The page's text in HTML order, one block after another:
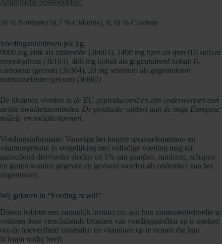
Analytische bestanddelen:
38 % Natrium (58,7 % Chloride), 0,30 % Calcium
Voedingsadditieven per kg:
9000 mg zink als zinkoxide (3b603), 1400 mg ijzer als ijzer (II) sulfaat
monohydraat (3b103), 400 mg kobalt als gegranuleerd kobalt II-
carbonaat (gecoat) (3b304), 20 mg selenium als gegranuleerd
natriumseleniet (gecoat) (3b802)
De likstenen worden in de EU geproduceerd en zijn onderworpen aan
strikte kwaliteitscontroles. De productie voldoet aan de hoge Europese
milieu- en sociale normen.
Voedingsinformatie: Vanwege het hogere sporenelementen- en
vitaminegehalte in vergelijking met volledige voeding mag dit
aanvullend diervoeder slechts tot 1% aan paarden, runderen, schapen
en geiten worden gegeven en gevoerd worden als onderdeel van het
dagrantsoen.
Wij geloven in “Feeding at will”
Dieren hebben een natuurlijk instinct om aan hun mineralenbehoefte te
voldoen door verschillende bronnen van voedingsstoffen op te zoeken
om de hoeveelheid mineralen en vitaminen op te nemen die hun
lichaam nodig heeft.